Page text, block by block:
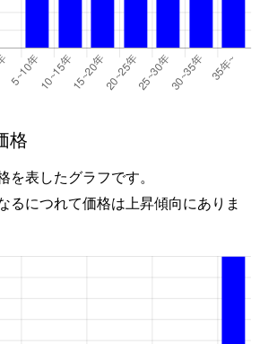
格
を表したグラフです。
るにつれて価格は上昇傾向にありま